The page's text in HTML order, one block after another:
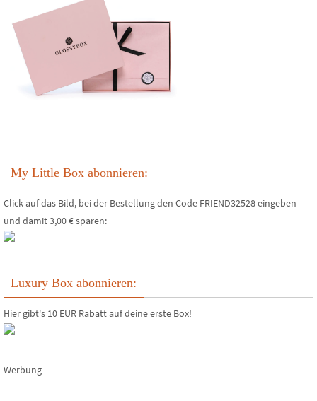
My Little Box abonnieren:
Click auf das Bild, bei der Bestellung den Code FRIEND32528 eingeben
und damit 3,00 € sparen:
Luxury Box abonnieren:
Hier gibt's 10 EUR Rabatt auf deine erste Box!
Werbung